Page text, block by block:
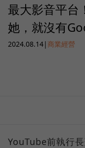
最大影音平台
她，就沒有
2024.08.14|商業經營
YouTube前執行